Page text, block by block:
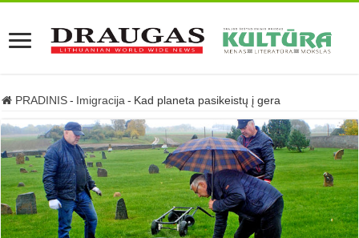
PRADINIS - Imigracija - Kad planeta pasikeistų į gera